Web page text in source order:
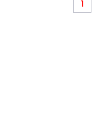
1